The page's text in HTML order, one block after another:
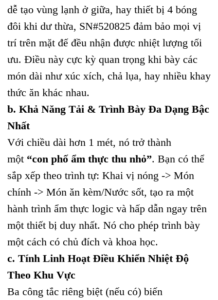
dễ tạo vùng lạnh ở giữa, hay thiết bị 4 bóng
đôi khi dư thừa, SN#520825 đảm bảo mọi vị
trí trên mặt đế đều nhận được nhiệt lượng tối
ưu. Điều này cực kỳ quan trọng khi bày các
món dài như xúc xích, chả lụa, hay nhiều khay
thức ăn khác nhau.
b. Khả Năng Tải & Trình Bày Đa Dạng Bậc
Nhất
Với chiều dài hơn 1 mét, nó trở thành
một “con phố ẩm thực thu nhỏ”. Bạn có thể
sắp xếp theo trình tự: Khai vị nóng -> Món
chính -> Món ăn kèm/Nước sốt, tạo ra một
hành trình ẩm thực logic và hấp dẫn ngay trên
một thiết bị duy nhất. Nó cho phép trình bày
một cách có chủ đích và khoa học.
c. Tính Linh Hoạt Điều Khiển Nhiệt Độ
Theo Khu Vực
Ba công tắc riêng biệt (nếu có) biến